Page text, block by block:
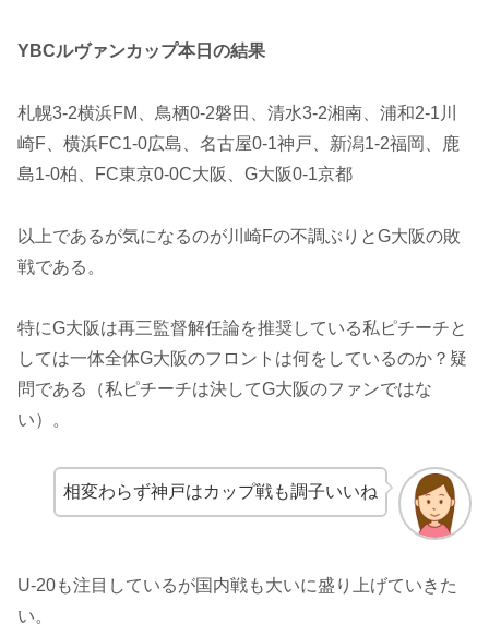
YBCルヴァンカップ本日の結果
札幌3-2横浜FM、鳥栖0-2磐田、清水3-2湘南、浦和2-1川
崎F、横浜FC1-0広島、名古屋0-1神戸、新潟1-2福岡、鹿
島1-0柏、FC東京0-0C大阪、G大阪0-1京都
以上であるが気になるのが川崎Fの不調ぶりとG大阪の敗
戦である。
特にG大阪は再三監督解任論を推奨している私ピチーチと
しては一体全体G大阪のフロントは何をしているのか？疑
問である（私ピチーチは決してG大阪のファンではな
い）。
相変わらず神戸はカップ戦も調子いいね
U-20も注目しているが国内戦も大いに盛り上げていきた
い。